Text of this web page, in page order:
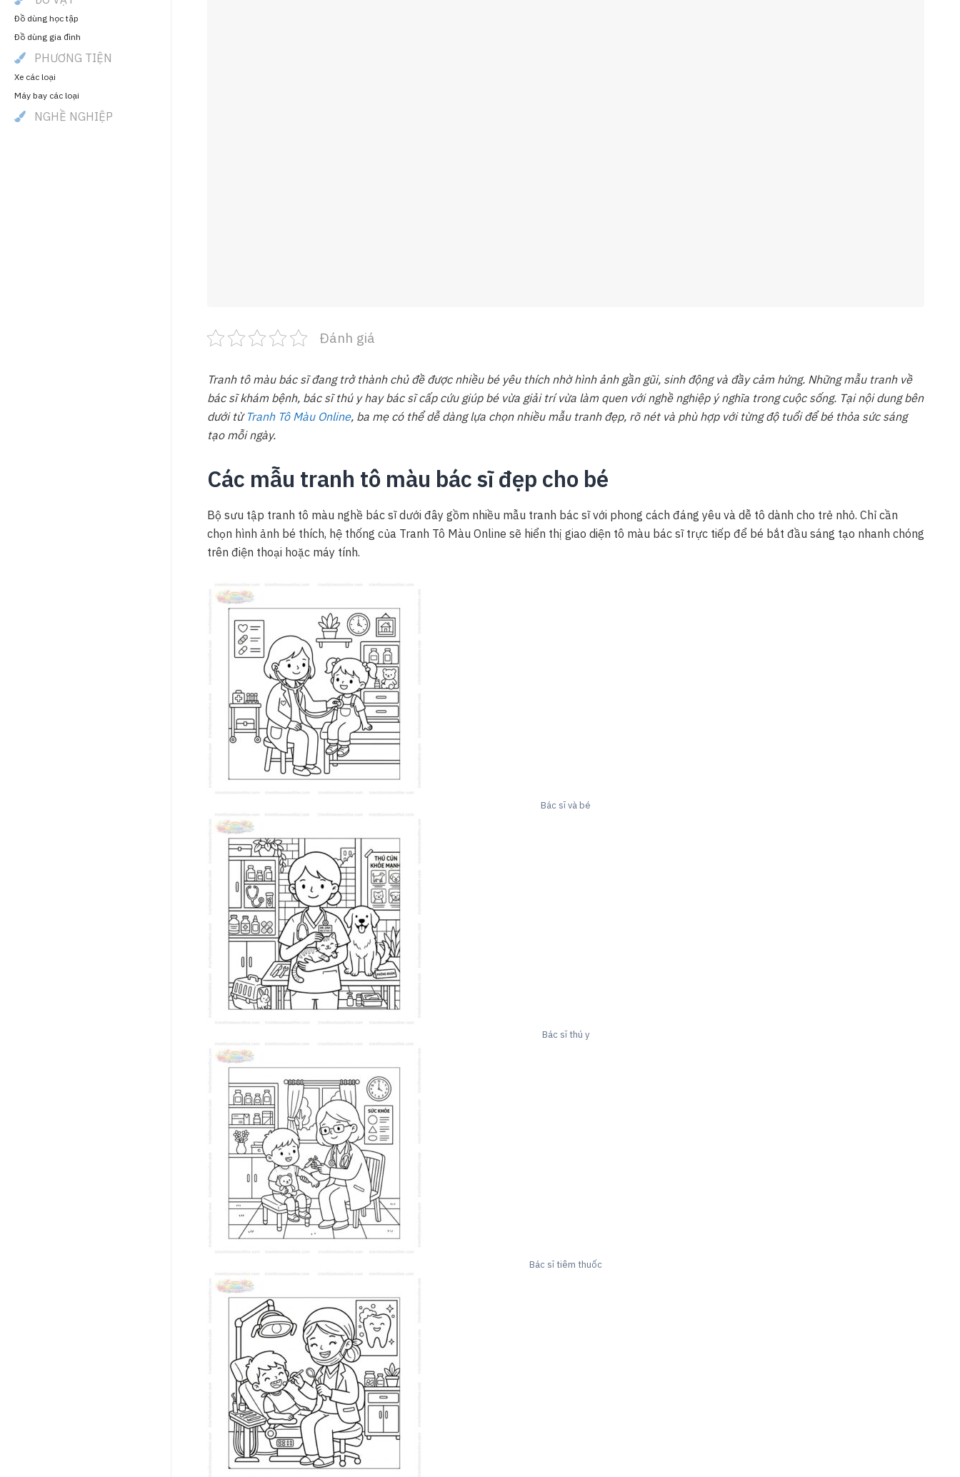
Đồ dùng học tập
Đồ dùng gia đình
PHƯƠNG TIỆN
Xe các loại
Máy bay các loại
NGHỀ NGHIỆP
Đánh giá
Tranh tô màu bác sĩ đang trở thành chủ đề được nhiều bé yêu thích nhờ hình ảnh gần gũi, sinh động và đầy cảm hứng. Những mẫu tranh về
bác sĩ khám bệnh, bác sĩ thú y hay bác sĩ cấp cứu giúp bé vừa giải trí vừa làm quen với nghề nghiệp ý nghĩa trong cuộc sống. Tại nội dung bên
dưới từ Tranh Tô Màu Online, ba mẹ có thể dễ dàng lựa chọn nhiều mẫu tranh đẹp, rõ nét và phù hợp với từng độ tuổi để bé thỏa sức sáng
tạo mỗi ngày.
Các mẫu tranh tô màu bác sĩ đẹp cho bé
Bộ sưu tập tranh tô màu nghề bác sĩ dưới đây gồm nhiều mẫu tranh bác sĩ với phong cách đáng yêu và dễ tô dành cho trẻ nhỏ. Chỉ cần
chọn hình ảnh bé thích, hệ thống của Tranh Tô Màu Online sẽ hiển thị giao diện tô màu bác sĩ trực tiếp để bé bắt đầu sáng tạo nhanh chóng
trên điện thoại hoặc máy tính.
Bác sĩ và bé
Bác sĩ thú y
Bác sĩ tiêm thuốc